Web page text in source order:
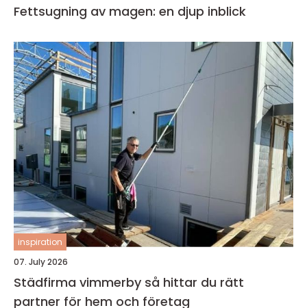
Fettsugning av magen: en djup inblick
inspiration
07. July 2026
Städfirma vimmerby så hittar du rätt
partner för hem och företag